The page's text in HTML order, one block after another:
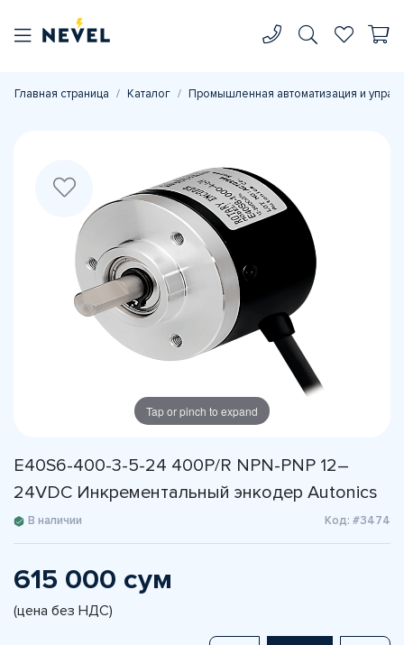
Главная страница Каталог Промышленная автоматизация и
Tap or pinch to expand
E40S6-400-3-5-24 400P/R NPN-PNP 12–
24VDC Инкрементальный энкодер Autonics
В наличии Код: #3474
615 000 сум
(цена без НДС)